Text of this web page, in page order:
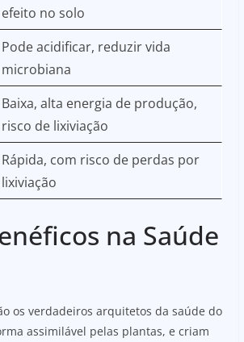
efeito no solo
Pode acidificar, reduzir vida
microbiana
Baixa, alta energia de produção,
risco de lixiviação
Rápida, com risco de perdas por
lixiviação
na Saúde
os verdadeiros arquitetos da saúde do
assimilável pelas plantas, e criam